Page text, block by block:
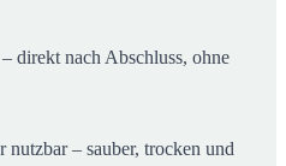
– direkt nach Abschluss, ohne
– sauber, trocken und